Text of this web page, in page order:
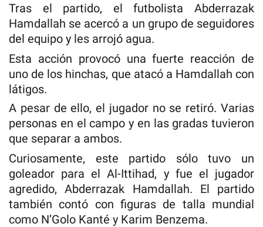
Tras el partido, el futbolista Abderrazak
Hamdallah se acercó a un grupo de seguidores
del equipo y les arrojó agua.
Esta acción provocó una fuerte reacción de
uno de los hinchas, que atacó a Hamdallah con
látigos.
A pesar de ello, el jugador no se retiró. Varias
personas en el campo y en las gradas tuvieron
que separar a ambos.
Curiosamente, este partido sólo tuvo un
goleador para el Al-Ittihad, y fue el jugador
agredido, Abderrazak Hamdallah. El partido
también contó con figuras de talla mundial
como N’Golo Kanté y Karim Benzema.